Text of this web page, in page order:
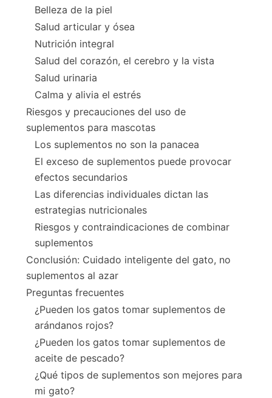
Belleza de la piel
Salud articular y ósea
Nutrición integral
Salud del corazón, el cerebro y la vista
Salud urinaria
Calma y alivia el estrés
Riesgos y precauciones del uso de
suplementos para mascotas
Los suplementos no son la panacea
El exceso de suplementos puede provocar
efectos secundarios
Las diferencias individuales dictan las
estrategias nutricionales
Riesgos y contraindicaciones de combinar
suplementos
Conclusión: Cuidado inteligente del gato, no
suplementos al azar
Preguntas frecuentes
¿Pueden los gatos tomar suplementos de
arándanos rojos?
¿Pueden los gatos tomar suplementos de
aceite de pescado?
¿Qué tipos de suplementos son mejores para
mi gato?